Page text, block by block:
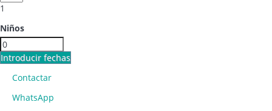
1
Niños
Introducir fechas
Contactar
WhatsApp